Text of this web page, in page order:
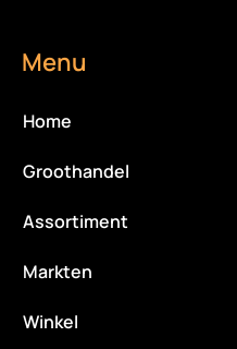
Menu
Home
Groothandel
Assortiment
Markten
Winkel